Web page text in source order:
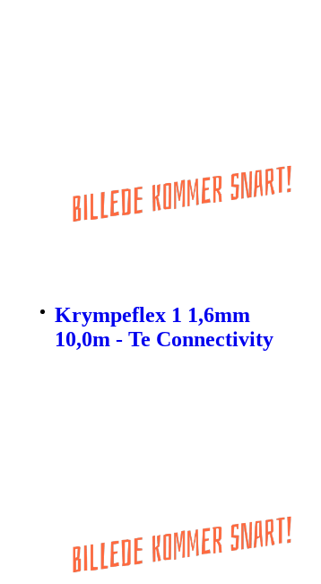
Krympeflex 1 1,6mm
10,0m - Te Connectivity